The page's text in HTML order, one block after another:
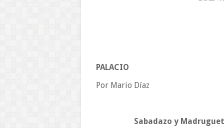
PALACIO
Por Mario Díaz
Sabadazo y